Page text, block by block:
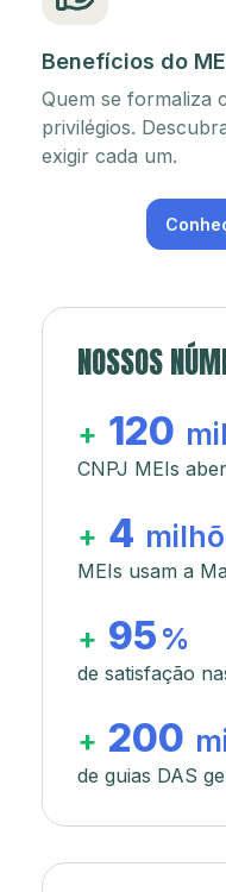
Benefícios do
Quem se formaliza
privilégios.
exigir cada um.
NOSSOS
+ 120 mil
CNPJ MEIs
+ 4
MEIs usam a
+ 95 %
de satisfação
+ 200
de guias DAS